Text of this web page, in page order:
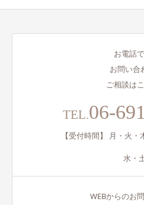
お電話
お問い合
ご相談は
TEL.06-
【受付時間】 月・火
/ 16:00
水・土
WEBからのお